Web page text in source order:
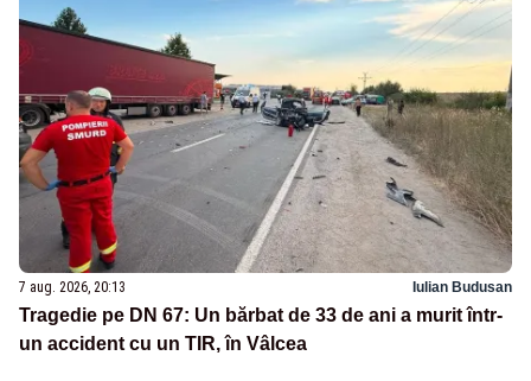
7 aug. 2026, 20:13 Iulian Budusan
Tragedie pe DN 67: Un bărbat de 33 de ani a murit într-
un accident cu un TIR, în Vâlcea